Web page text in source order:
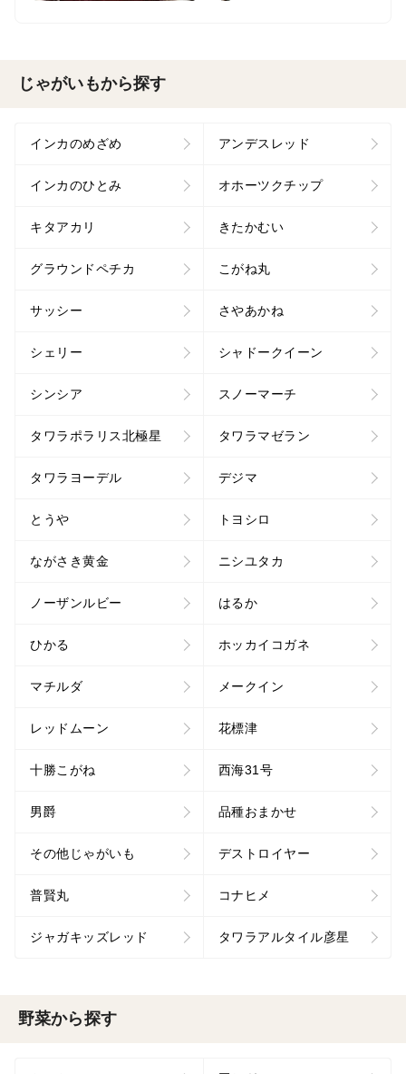
じゃがいもから探す
インカのめざめ アンデスレッド
インカのひとみ オホーツクチップ
キタアカリ きたかむい
グラウンドペチカ こがね丸
サッシー さやあかね
シェリー シャドークイーン
シンシア スノーマーチ
タワラポラリス北極星 タワラマゼラン
タワラヨーデル デジマ
とうや トヨシロ
ながさき黄金 ニシユタカ
ノーザンルビー はるか
ひかる ホッカイコガネ
マチルダ メークイン
レッドムーン 花標津
十勝こがね 西海31号
男爵 品種おまかせ
その他じゃがいも デストロイヤー
普賢丸 コナヒメ
ジャガキッズレッド タワラアルタイル彦星
野菜から探す